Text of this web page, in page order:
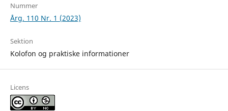
Nummer
Årg. 110 Nr. 1 (2023)
Sektion
Kolofon og praktiske informationer
Licens